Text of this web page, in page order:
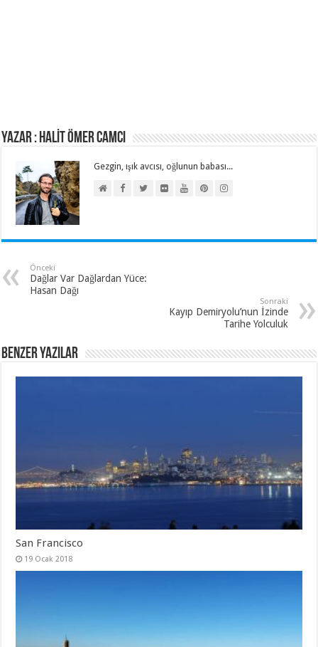
Yazar : HALİT ÖMER CAMCI
Gezgin, ışık avcısı, oğlunun babası...
Önceki
Dağlar Var Dağlardan Yüce:
Hasan Dağı
Sonraki
Kayıp Demiryolu’nun İzinde
Tarihe Yolculuk
Benzer Yazılar
San Francisco
19 Ocak 2018